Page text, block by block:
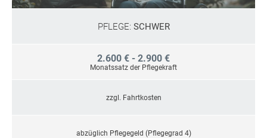
PFLEGE: SCHWER
2.600 € - 2.900 €
Monatssatz der Pflegekraft
zzgl. Fahrtkosten
abzüglich Pflegegeld (Pflegegrad 4)